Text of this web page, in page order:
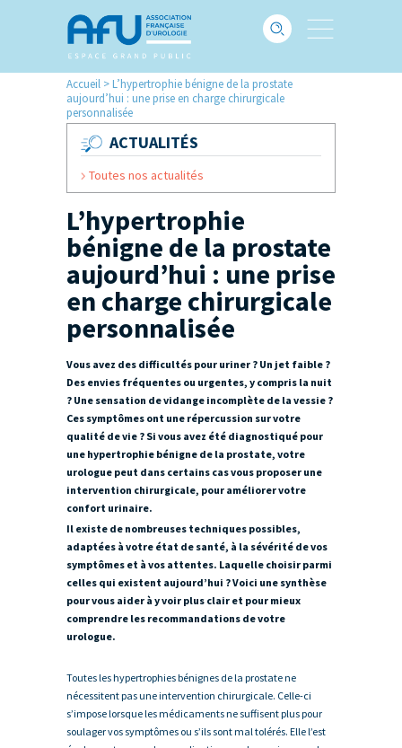
Accueil >L’hypertrophie bénigne de la prostate
aujourd’hui : une prise en charge chirurgicale
personnalisée
ACTUALITÉS
Toutes nos actualités
L’hypertrophie
bénigne de la prostate
aujourd’hui : une prise
en charge chirurgicale
personnalisée
Vous avez des difficultés pour uriner ? Un jet faible ?
Des envies fréquentes ou urgentes, y compris la nuit
? Une sensation de vidange incomplète de la vessie ?
Ces symptômes ont une répercussion sur votre
qualité de vie ? Si vous avez été diagnostiqué pour
une hypertrophie bénigne de la prostate, votre
urologue peut dans certains cas vous proposer une
intervention chirurgicale, pour améliorer votre
confort urinaire.
Il existe de nombreuses techniques possibles,
adaptées à votre état de santé, à la sévérité de vos
symptômes et à vos attentes. Laquelle choisir parmi
celles qui existent aujourd’hui ? Voici une synthèse
pour vous aider à y voir plus clair et pour mieux
comprendre les recommandations de votre
urologue.
Toutes les hypertrophies bénignes de la prostate ne
nécessitent pas une intervention chirurgicale. Celle-ci
s’impose lorsque les médicaments ne suffisent plus pour
soulager vos symptômes ou s’ils sont mal tolérés. Elle l’est